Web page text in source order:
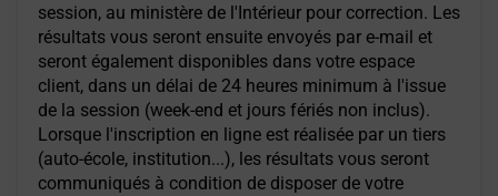
session, au ministère de l'Intérieur pour correction. Les
résultats vous seront ensuite envoyés par e-mail et
seront également disponibles dans votre espace
client, dans un délai de 24 heures minimum à l'issue
de la session (week-end et jours fériés non inclus).
Lorsque l'inscription en ligne est réalisée par un tiers
(auto-école, institution...), les résultats vous seront
communiqués à condition de disposer de votre